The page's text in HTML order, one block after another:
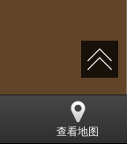
查看地图